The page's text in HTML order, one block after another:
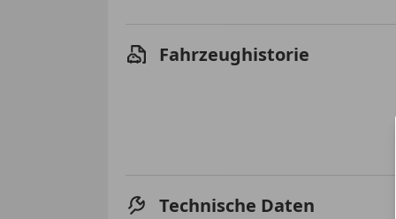
Fahrzeughistorie
Technische Daten